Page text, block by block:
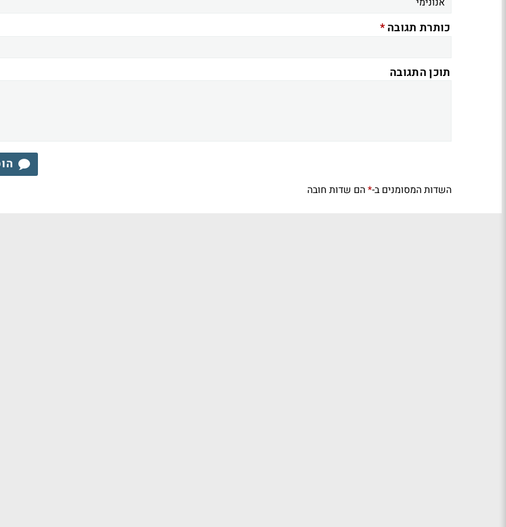
כותרת תגובה*
תוכן התגובה
השדות המסומנים ב-*הם שדות חובה